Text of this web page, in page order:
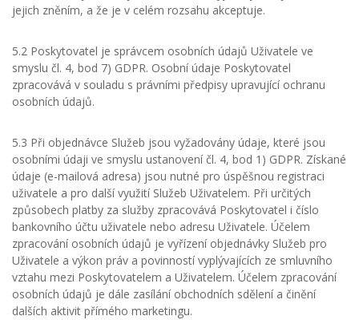
jejich zněním, a že je v celém rozsahu akceptuje.
5.2 Poskytovatel je správcem osobních údajů Uživatele ve
smyslu čl. 4, bod 7) GDPR. Osobní údaje Poskytovatel
zpracovává v souladu s právními předpisy upravující ochranu
osobních údajů.
5.3 Při objednávce Služeb jsou vyžadovány údaje, které jsou
osobními údaji ve smyslu ustanovení čl. 4, bod 1) GDPR. Získané
údaje (e-mailová adresa) jsou nutné pro úspěšnou registraci
uživatele a pro další využití Služeb Uživatelem. Při určitých
způsobech platby za služby zpracovává Poskytovatel i číslo
bankovního účtu uživatele nebo adresu Uživatele. Účelem
zpracování osobních údajů je vyřízení objednávky Služeb pro
Uživatele a výkon práv a povinností vyplývajících ze smluvního
vztahu mezi Poskytovatelem a Uživatelem. Účelem zpracování
osobních údajů je dále zasílání obchodních sdělení a činění
dalších aktivit přímého marketingu.